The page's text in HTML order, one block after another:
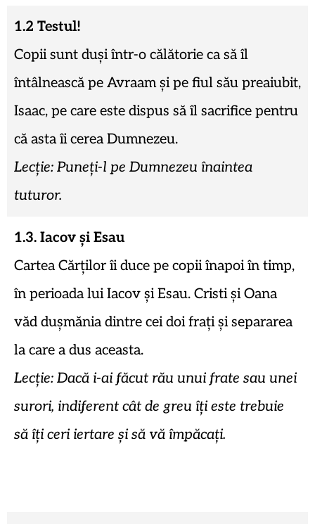
1.2 Testul!
Copii sunt duși într-o călătorie ca să îl
întâlnească pe Avraam și pe fiul său preaiubit,
Isaac, pe care este dispus să îl sacrifice pentru
că asta îi cerea Dumnezeu.
Lecție: Puneți-l pe Dumnezeu înaintea
tuturor.
1.3. Iacov și Esau
Cartea Cărților îi duce pe copii înapoi în timp,
în perioada lui Iacov și Esau. Cristi și Oana
văd dușmănia dintre cei doi frați și separarea
la care a dus aceasta.
Lecție: Dacă i-ai făcut rău unui frate sau unei
surori, indiferent cât de greu îți este trebuie
să îți ceri iertare și să vă împăcați.